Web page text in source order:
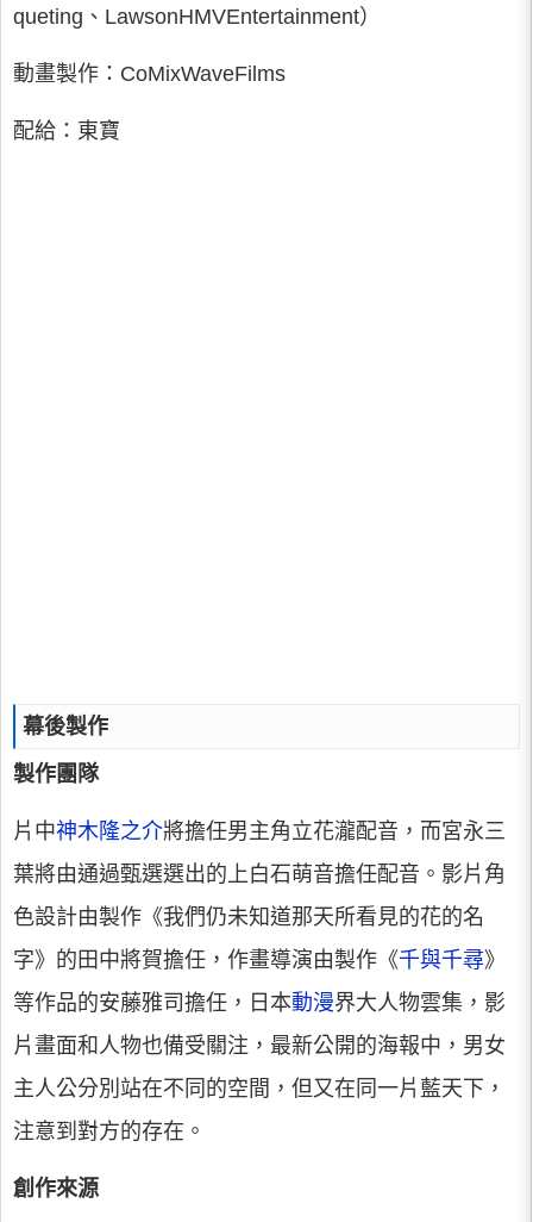
queting、LawsonHMVEntertainment）
動畫製作：CoMixWaveFilms
配給：東寶
幕後製作
製作團隊
片中神木隆之介將擔任男主角立花瀧配音，而宮永三
葉將由通過甄選選出的上白石萌音擔任配音。影片角
色設計由製作《我們仍未知道那天所看見的花的名
字》的田中將賀擔任，作畫導演由製作《千與千尋》
等作品的安藤雅司擔任，日本動漫界大人物雲集，影
片畫面和人物也備受關注，最新公開的海報中，男女
主人公分別站在不同的空間，但又在同一片藍天下，
注意到對方的存在。
創作來源